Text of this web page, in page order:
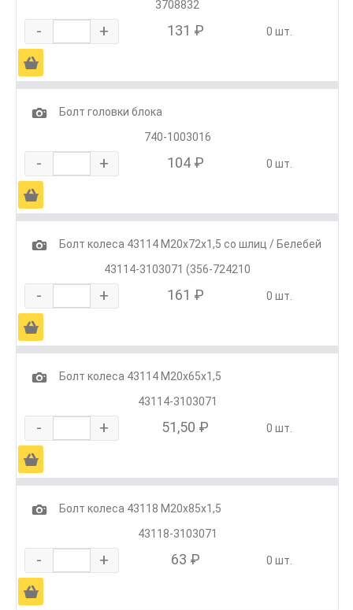
3708832
- + 131 ₽ 0 шт.
Ä
1
Болт головки блока
740-1003016
- + 104 ₽ 0 шт.
Ä
1
Болт колеса 43114 М20х72х1,5 со шлиц / Белебей
43114-3103071 (356-724210
- + 161 ₽ 0 шт.
Ä
1
Болт колеса 43114 М20х65х1,5
43114-3103071
- + 51,50 ₽ 0 шт.
Ä
1
Болт колеса 43118 М20х85х1,5
43118-3103071
- + 63 ₽ 0 шт.
Ä